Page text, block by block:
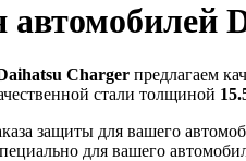
Charger предлагаем
стали толщиной
защиты для вашего
для вашего